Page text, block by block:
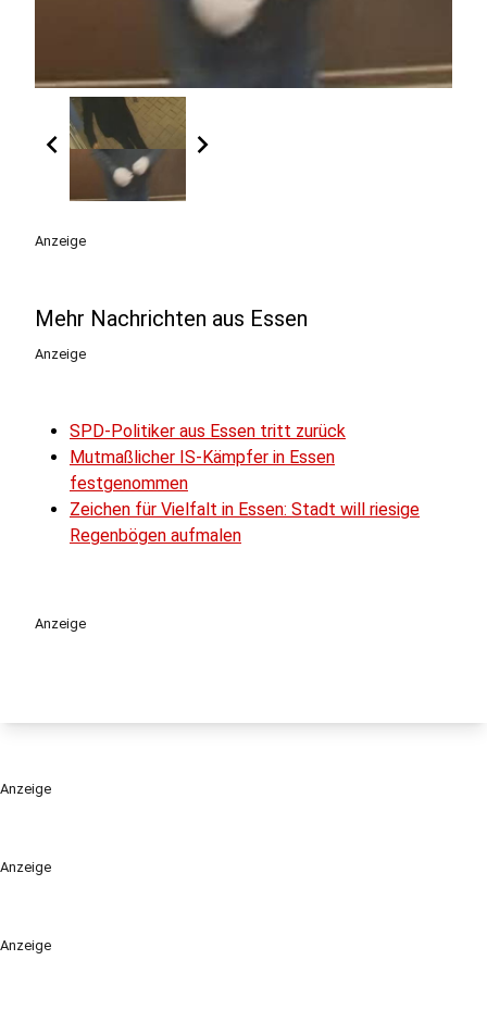
Anzeige
Anzeige
chevron_left chevron_right
Anzeige
Mehr Nachrichten aus Essen
Anzeige
SPD-Politiker aus Essen tritt zurück
Mutmaßlicher IS-Kämpfer in Essen
festgenommen
Zeichen für Vielfalt in Essen: Stadt will riesige
Regenbögen aufmalen
Anzeige
Anzeige